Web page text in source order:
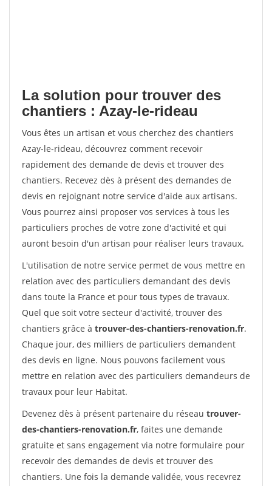
La solution pour trouver des
chantiers : Azay-le-rideau
Vous êtes un artisan et vous cherchez des chantiers
Azay-le-rideau, découvrez comment recevoir
rapidement des demande de devis et trouver des
chantiers. Recevez dès à présent des demandes de
devis en rejoignant notre service d'aide aux artisans.
Vous pourrez ainsi proposer vos services à tous les
particuliers proches de votre zone d'activité et qui
auront besoin d'un artisan pour réaliser leurs travaux.
L'utilisation de notre service permet de vous mettre en
relation avec des particuliers demandant des devis
dans toute la France et pour tous types de travaux.
Quel que soit votre secteur d'activité, trouver des
chantiers grâce à trouver-des-chantiers-renovation.fr.
Chaque jour, des milliers de particuliers demandent
des devis en ligne. Nous pouvons facilement vous
mettre en relation avec des particuliers demandeurs de
travaux pour leur Habitat.
Devenez dès à présent partenaire du réseau trouver-
des-chantiers-renovation.fr, faites une demande
gratuite et sans engagement via notre formulaire pour
recevoir des demandes de devis et trouver des
chantiers. Une fois la demande validée, vous recevrez